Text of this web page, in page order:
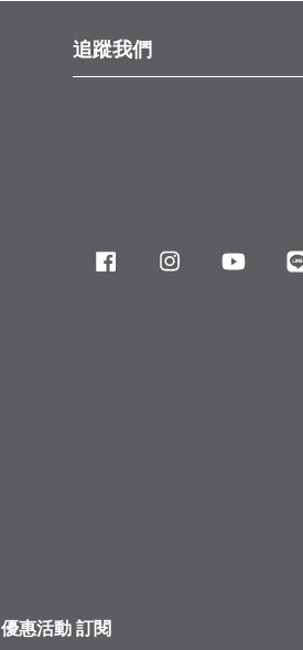
追蹤我們
優惠活動 訂閱